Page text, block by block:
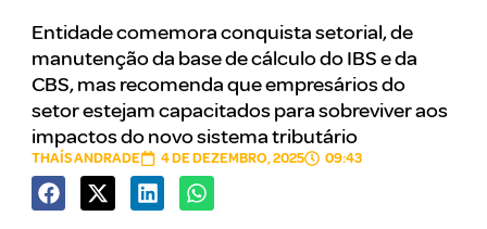
Entidade comemora conquista setorial, de
manutenção da base de cálculo do IBS e da
CBS, mas recomenda que empresários do
setor estejam capacitados para sobreviver aos
impactos do novo sistema tributário
THAÍS ANDRADE 4 DE DEZEMBRO, 2025 09:43